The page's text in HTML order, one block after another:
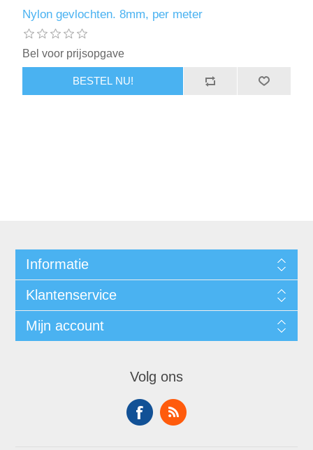
Nylon gevlochten. 8mm, per meter
Bel voor prijsopgave
BESTEL NU!
Informatie
Klantenservice
Mijn account
Volg ons